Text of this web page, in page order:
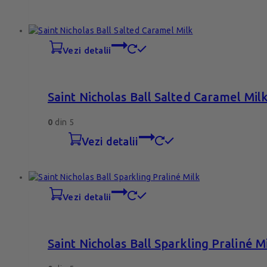
vezi detalii
Saint Nicholas Ball Salted Caramel Milk
0 din 5
vezi detalii
vezi detalii
Saint Nicholas Ball Sparkling Praliné